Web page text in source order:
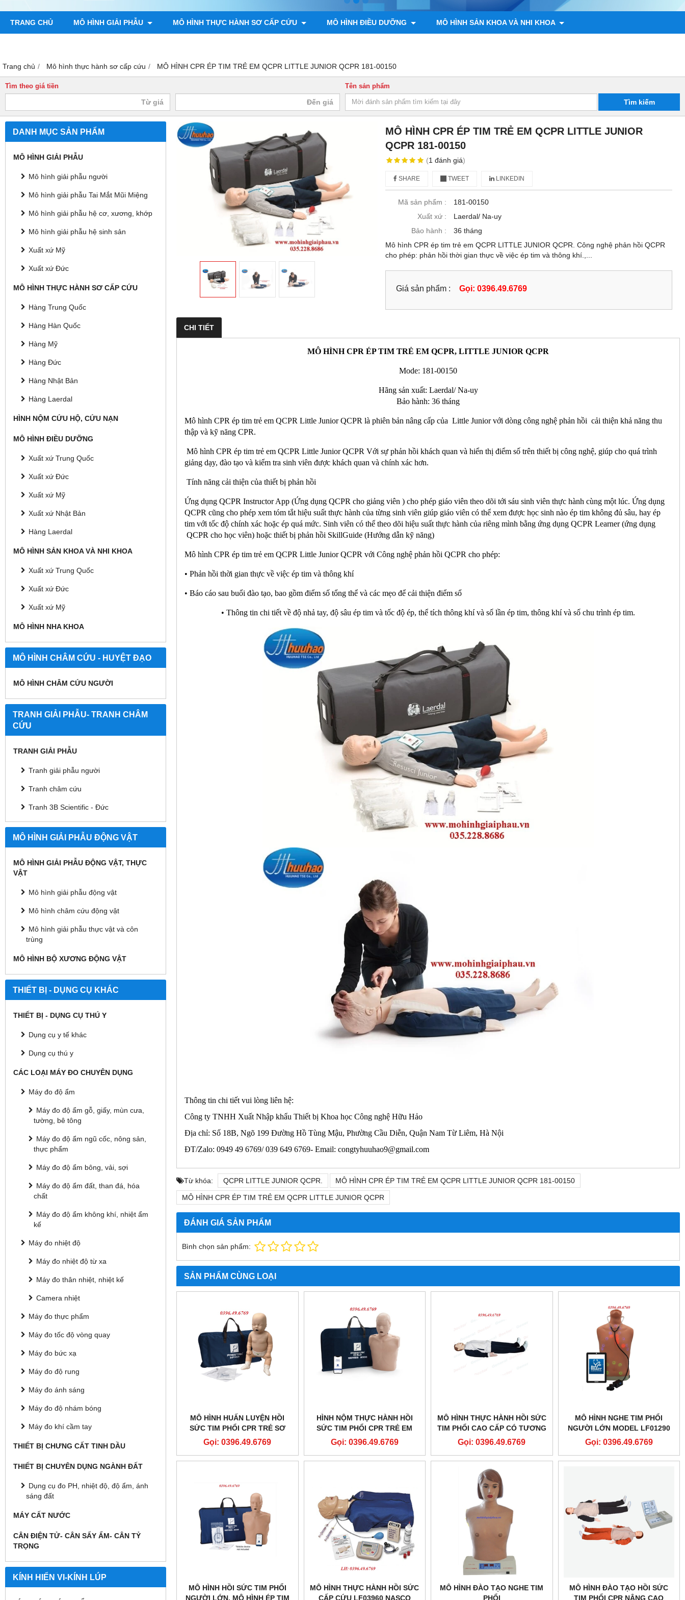
TRANG CHỦ MÔ HÌNH GIẢI PHẪU MÔ HÌNH THỰC HÀNH SƠ CẤP CỨU MÔ HÌNH ĐIỀU DƯỠNG MÔ HÌNH SẢN KHOA VÀ NHI KHOA
Trang chủ Mô hình thực hành sơ cấp cứu MÔ HÌNH CPR ÉP TIM TRẺ EM QCPR LITTLE JUNIOR QCPR 181-00150
Tìm theo giá tiền Tên sản phẩm
Tìm kiếm
DANH MỤC SẢN PHẨM
MÔ HÌNH GIẢI PHẪU
Mô hình giải phẫu người
Mô hình giải phẫu Tai Mắt Mũi Miệng
Mô hình giải phẫu hệ cơ, xương, khớp
Mô hình giải phẫu hệ sinh sản
Xuất xứ Mỹ
Xuất xứ Đức
MÔ HÌNH THỰC HÀNH SƠ CẤP CỨU
Hàng Trung Quốc
Hàng Hàn Quốc
Hàng Mỹ
Hàng Đức
Hàng Nhật Bản
Hàng Laerdal
HÌNH NỘM CỨU HỘ, CỨU NẠN
MÔ HÌNH ĐIỀU DƯỠNG
Xuất xứ Trung Quốc
Xuất xứ Đức
Xuất xứ Mỹ
Xuất xứ Nhật Bản
Hàng Laerdal
MÔ HÌNH SẢN KHOA VÀ NHI KHOA
Xuất xứ Trung Quốc
Xuất xứ Đức
Xuất xứ Mỹ
MÔ HÌNH NHA KHOA
MÔ HÌNH CHÂM CỨU - HUYỆT ĐẠO
MÔ HÌNH CHÂM CỨU NGƯỜI
TRANH GIẢI PHẪU- TRANH CHÂM
CỨU
TRANH GIẢI PHẪU
Tranh giải phẫu người
Tranh châm cứu
Tranh 3B Scientific - Đức
MÔ HÌNH GIẢI PHẪU ĐỘNG VẬT
MÔ HÌNH GIẢI PHẪU ĐỘNG VẬT, THỰC
VẬT
Mô hình giải phẫu động vật
Mô hình châm cứu động vật
Mô hình giải phẫu thực vật và côn
trùng
MÔ HÌNH BỘ XƯƠNG ĐỘNG VẬT
THIẾT BỊ - DỤNG CỤ KHÁC
THIẾT BỊ - DỤNG CỤ THÚ Y
Dụng cụ y tế khác
Dụng cụ thú y
CÁC LOẠI MÁY ĐO CHUYÊN DỤNG
Máy đo độ ẩm
Máy đo độ ẩm gỗ, giấy, mùn cưa,
tường, bê tông
Máy đo độ ẩm ngũ cốc, nông sản,
thực phẩm
Máy đo độ ẩm bông, vải, sợi
Máy đo độ ẩm đất, than đá, hóa
chất
Máy đo độ ẩm không khí, nhiệt ẩm
kế
Máy đo nhiệt độ
Máy đo nhiệt độ từ xa
Máy đo thân nhiệt, nhiệt kế
Camera nhiệt
Máy đo thực phẩm
Máy đo tốc độ vòng quay
Máy đo bức xạ
Máy đo độ rung
Máy đo ánh sáng
Máy đo độ nhám bóng
Máy đo khí cầm tay
THIẾT BỊ CHƯNG CẤT TINH DẦU
THIẾT BỊ CHUYÊN DỤNG NGÀNH ĐẤT
Dụng cụ đo PH, nhiệt độ, độ ẩm, ánh
sáng đất
MÁY CẤT NƯỚC
CÂN ĐIỆN TỬ- CÂN SẤY ẨM- CÂN TỶ
TRỌNG
KÍNH HIỂN VI-KÍNH LÚP
MÔ HÌNH CPR ÉP TIM TRẺ EM QCPR LITTLE JUNIOR
QCPR 181-00150
(1đánh giá)
SHARE TWEET LINKEDIN
Mã sản phẩm :
181-00150
Xuất xứ :
Laerdal/ Na-uy
Bảo hành :
36 tháng
Mô hình CPR ép tim trẻ em QCPR LITTLE JUNIOR QCPR. Công nghệ phản hồi QCPR
cho phép: phản hồi thời gian thực về việc ép tim và thông khí.,...
Giá sản phẩm : Gọi: 0396.49.6769
CHI TIẾT
MÔ HÌNH CPR ÉP TIM TRẺ EM QCPR, LITTLE JUNIOR QCPR
Mode: 181-00150
Hãng sản xuất: Laerdal/ Na-uy
Bảo hành: 36 tháng
Mô hình CPR ép tim trẻ em QCPR Little Junior QCPR là phiên bản nâng cấp của Little Junior với dòng công nghệ phản hồi cải thiện khả năng thu
thập và kỹ năng CPR.
Mô hình CPR ép tim trẻ em QCPR Little Junior QCPR Với sự phản hồi khách quan và hiển thị điểm số trên thiết bị công nghệ, giúp cho quá trình
giảng dạy, đào tạo và kiểm tra sinh viên được khách quan và chính xác hơn.
Tính năng cải thiện của thiết bị phản hồi
Ứng dụng QCPR Instructor App (Ứng dụng QCPR cho giảng viên ) cho phép giáo viên theo dõi tới sáu sinh viên thực hành cùng một lúc. Ứng dụng
QCPR cũng cho phép xem tóm tắt hiệu suất thực hành của từng sinh viên giúp giáo viên có thể xem được học sinh nào ép tim không đủ sâu, hay ép
tim với tốc độ chính xác hoặc ép quá mức. Sinh viên có thể theo dõi hiệu suất thực hành của riêng mình bằng ứng dụng QCPR Learner (ứng dụng
QCPR cho học viên) hoặc thiết bị phản hồi SkillGuide (Hướng dẫn kỹ năng)
Mô hình CPR ép tim trẻ em QCPR Little Junior QCPR với Công nghệ phản hồi QCPR cho phép:
• Phản hồi thời gian thực về việc ép tim và thông khí
• Báo cáo sau buổi đào tạo, bao gồm điểm số tổng thể và các mẹo để cải thiện điểm sổ
• Thông tin chi tiết về độ nhả tay, độ sâu ép tim và tốc độ ép, thể tích thông khí và số lần ép tim, thông khí và số chu trình ép tim.
Thông tin chi tiết vui lòng liên hệ:
Công ty TNHH Xuất Nhập khẩu Thiết bị Khoa học Công nghệ Hữu Hảo
Địa chỉ: Số 18B, Ngõ 199 Đường Hồ Tùng Mậu, Phường Cầu Diễn, Quận Nam Từ Liêm, Hà Nội
ĐT/Zalo: 0949 49 6769/ 039 649 6769- Email: congtyhuuhao9@gmail.com
Từ khóa: QCPR LITTLE JUNIOR QCPR. MÔ HÌNH CPR ÉP TIM TRẺ EM QCPR LITTLE JUNIOR QCPR 181-00150
MÔ HÌNH CPR ÉP TIM TRẺ EM QCPR LITTLE JUNIOR QCPR
ĐÁNH GIÁ SẢN PHẨM
Bình chọn sản phẩm:
SẢN PHẨM CÙNG LOẠI
MÔ HÌNH HUẤN LUYỆN HỒI
SỨC TIM PHỔI CPR TRẺ SƠ
SINH CÓ ĐÈN BÁO PRESTAN
PROFESSIONAL PP-IM-100M-
MS
Gọi: 0396.49.6769
HÌNH NỘM THỰC HÀNH HỒI
SỨC TIM PHỔI CPR TRẺ EM
CPR CÓ PHẢN HỒI ĐIỆN TỬ PP-
CM-2000-1-MS
Gọi: 0396.49.6769
MÔ HÌNH THỰC HÀNH HỒI SỨC
TIM PHỔI CAO CẤP CÓ TƯƠNG
TÁC DI ĐỘNG MODEL GD-
Gọi: 0396.49.6769
MÔ HÌNH NGHE TIM PHỔI
NGƯỜI LỚN MODEL LF01290
Gọi: 0396.49.6769
MÔ HÌNH HỒI SỨC TIM PHỔI
NGƯỜI LỚN, MÔ HÌNH ÉP TIM
MÔ HÌNH THỰC HÀNH HỒI SỨC
CẤP CỨU LF03960 NASCO
MÔ HÌNH ĐÀO TẠO NGHE TIM
PHỔI
MÔ HÌNH ĐÀO TẠO HỒI SỨC
TIM PHỔI CPR NÂNG CAO